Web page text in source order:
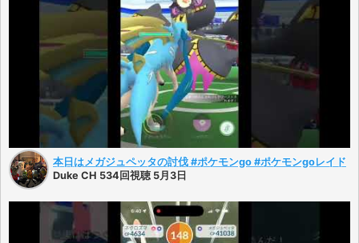
本日はメガジュペッタの討伐 #ポケモンgo #ポケモンgoレイド
Duke CH 534回視聴 5月3日